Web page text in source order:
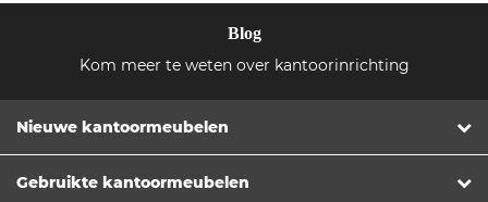
Blog
Kom meer te weten over kantoorinrichting
Nieuwe kantoormeubelen
Gebruikte kantoormeubelen